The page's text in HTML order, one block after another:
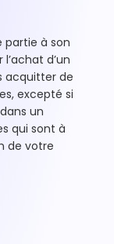
à son
d’un
acquitter de
excepté si
un
qui sont à
de votre